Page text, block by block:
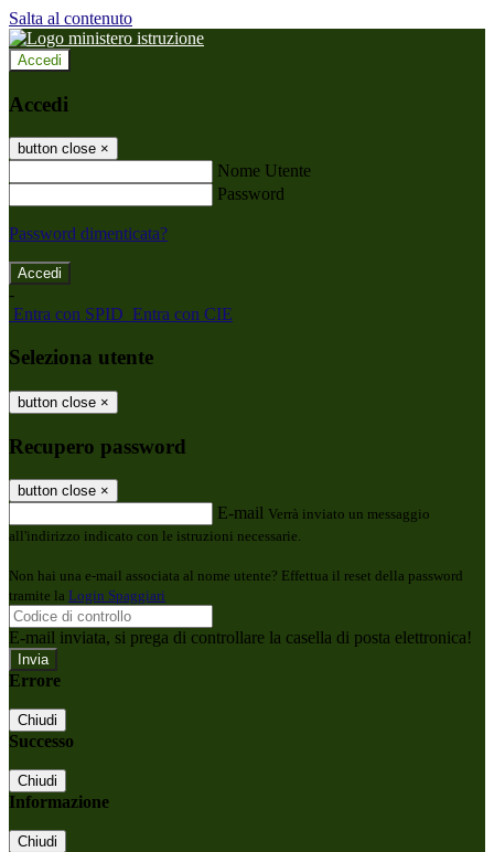
Salta al contenuto
Accedi
Accedi
button close ×
Nome Utente
Password
Password dimenticata?
-
Entra con SPID Entra con CIE
Seleziona utente
button close ×
Recupero password
button close ×
E-mail Verrà inviato un messaggio
all'indirizzo indicato con le istruzioni necessarie.
Non hai una e-mail associata al nome utente? Effettua il reset della password
tramite la Login Spaggiari
E-mail inviata, si prega di controllare la casella di posta elettronica!
Errore
Chiudi
Successo
Chiudi
Informazione
Chiudi